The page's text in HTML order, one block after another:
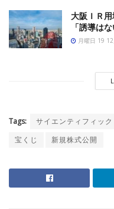
大阪ＩＲ
「誘導はな
月曜日 19
Tags: サイエンティフィッ
宝くじ
新規株式公開